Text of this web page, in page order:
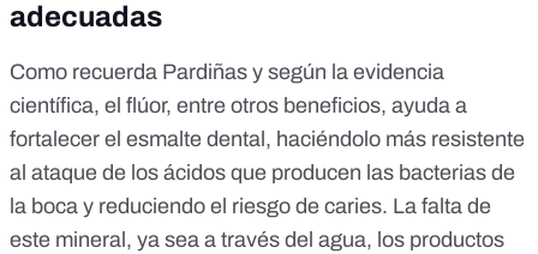
adecuadas
Como recuerda Pardiñas y según la evidencia
científica, el flúor, entre otros beneficios, ayuda a
fortalecer el esmalte dental, haciéndolo más resistente
al ataque de los ácidos que producen las bacterias de
la boca y reduciendo el riesgo de caries. La falta de
este mineral, ya sea a través del agua, los productos